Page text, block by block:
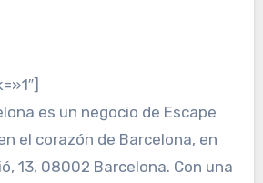
el corazón de Barcelona, en
13, 08002 Barcelona. Con una